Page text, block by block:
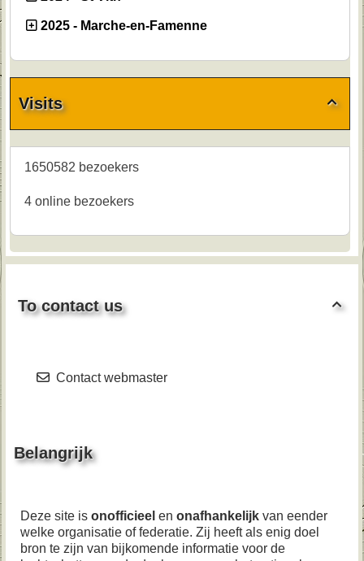
2025 - Marche-en-Famenne

Visits
1650582 bezoekers
4 online bezoekers

To contact us
Contact webmaster
Belangrijk
Deze site is onofficieel en onafhankelijk van eender
welke organisatie of federatie. Zij heeft als enig doel
bron te zijn van bijkomende informatie voor de